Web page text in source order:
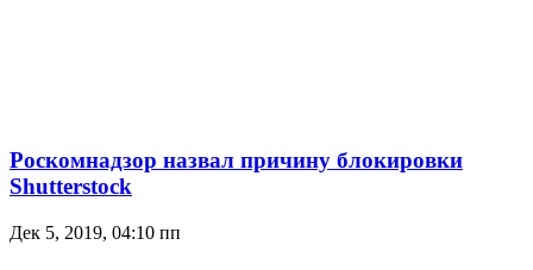
Роскомнадзор назвал причину блокировки
Shutterstock
Дек 5, 2019, 04:10 пп